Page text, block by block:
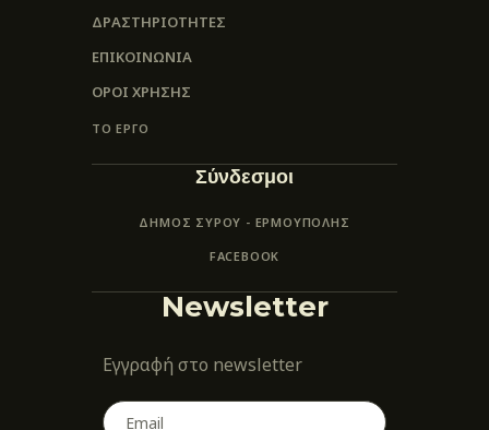
ΔΡΑΣΤΗΡΙΟΤΗΤΕΣ
ΕΠΙΚΟΙΝΩΝΊΑ
ΌΡΟΙ ΧΡΉΣΗΣ
ΤΟ ΕΡΓΟ
Σύνδεσμοι
ΔΗΜΟΣ ΣΥΡΟΥ - ΕΡΜΟΎΠΟΛΗΣ
FACEBOOK
Newsletter
Εγγραφή στο newsletter